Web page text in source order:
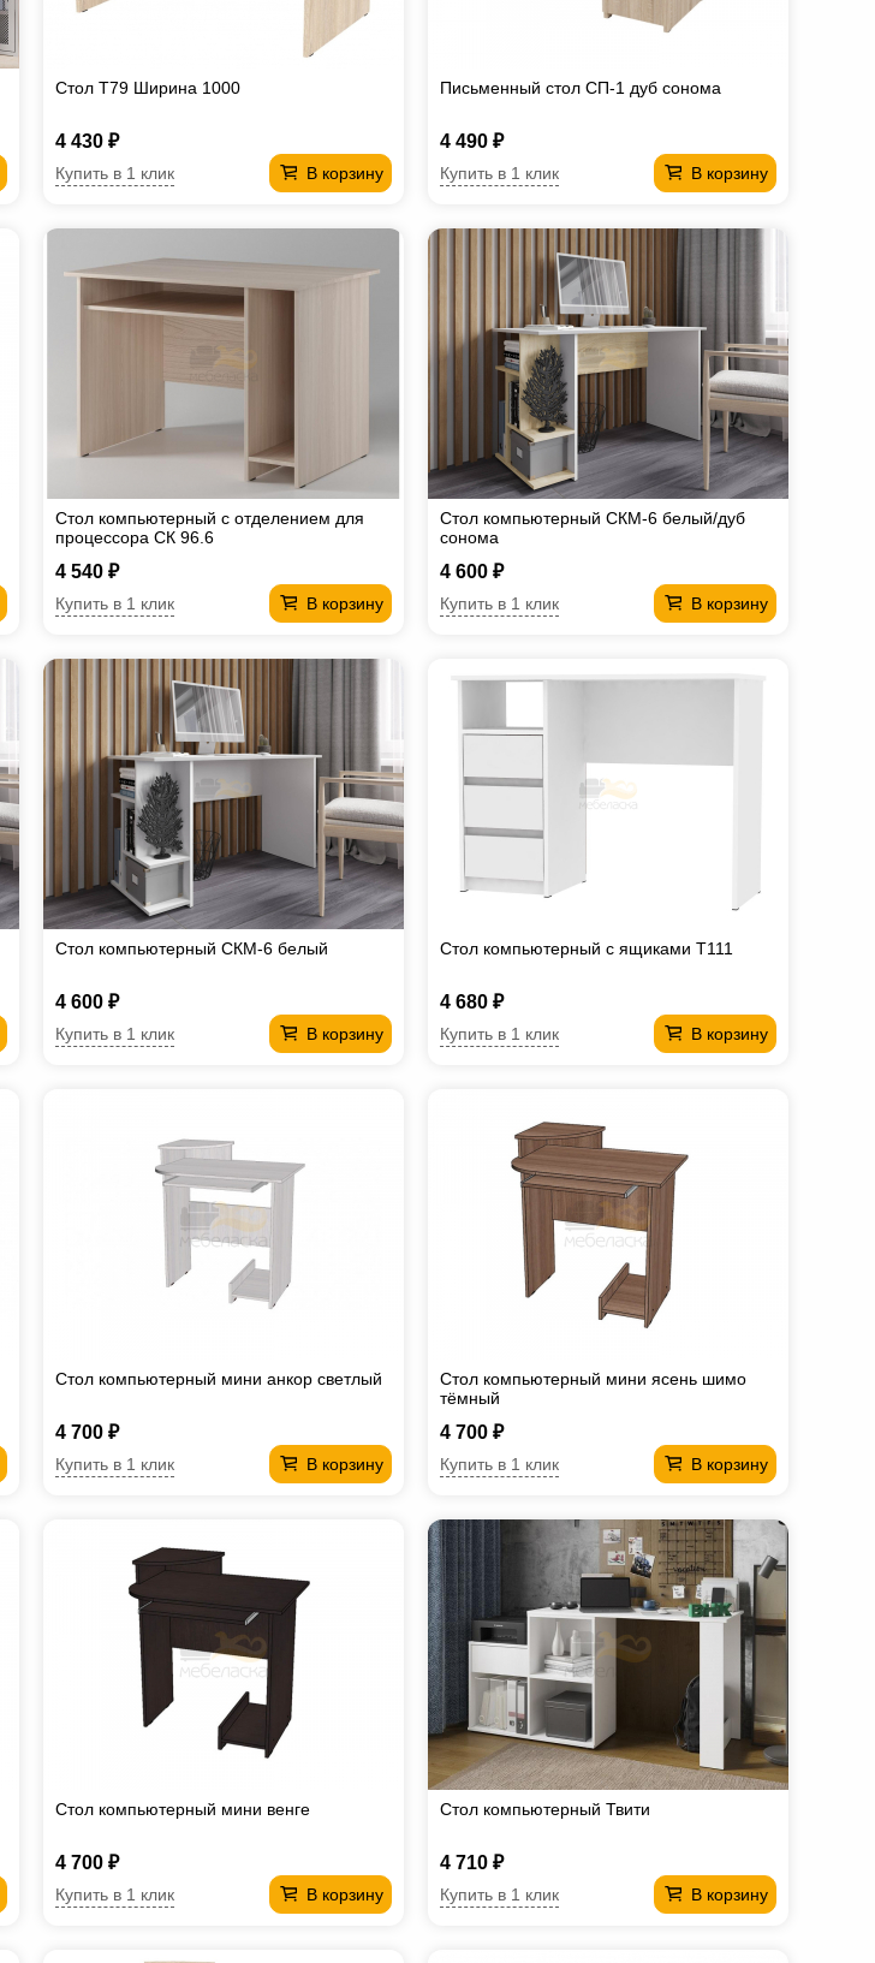
Стол T79 Ширина 1000
4 430 ₽
В корзину
Купить в 1 клик
Письменный стол СП-1 дуб сонома
4 490 ₽
В корзину
Купить в 1 клик
Стол компьютерный с отделением для
процессора СК 96.6
4 540 ₽
В корзину
Купить в 1 клик
Стол компьютерный СКМ-6 белый/дуб
сонома
4 600 ₽
В корзину
Купить в 1 клик
Стол компьютерный СКМ-6 белый
4 600 ₽
В корзину
Купить в 1 клик
Стол компьютерный с ящиками T111
4 680 ₽
В корзину
Купить в 1 клик
Стол компьютерный мини анкор светлый
4 700 ₽
В корзину
Купить в 1 клик
Стол компьютерный мини ясень шимо
тёмный
4 700 ₽
В корзину
Купить в 1 клик
Стол компьютерный мини венге
4 700 ₽
В корзину
Купить в 1 клик
Стол компьютерный Твити
4 710 ₽
В корзину
Купить в 1 клик